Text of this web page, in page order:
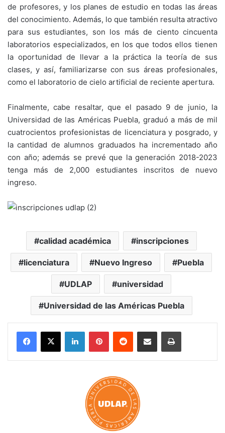
de profesores, y los planes de estudio en todas las áreas
del conocimiento. Además, lo que también resulta atractivo
para sus estudiantes, son los más de ciento cincuenta
laboratorios especializados, en los que todos ellos tienen
la oportunidad de llevar a la práctica la teoría de sus
clases, y así, familiarizarse con sus áreas profesionales,
como el laboratorio de cielo artificial de reciente apertura.
Finalmente, cabe resaltar, que el pasado 9 de junio, la
Universidad de las Américas Puebla, graduó a más de mil
cuatrocientos profesionistas de licenciatura y posgrado, y
la cantidad de alumnos graduados ha incrementado año
con año; además se prevé que la generación 2018-2023
tenga más de 2,000 estudiantes inscritos de nuevo
ingreso.
calidad académica inscripciones
licenciatura Nuevo Ingreso Puebla
UDLAP universidad
Universidad de las Américas Puebla
LinkedInPinterestReddit Share via Email Print